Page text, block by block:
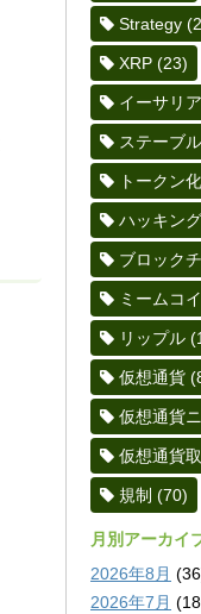
Strategy
XRP (23)
イーサリ
ステーブ
トークン化
ハッキング
ブロック
ミームコ
リップル
仮想通貨
仮想通貨
仮想通貨
規制 (70)
月別アーカイ
2026年8月
2026年7月